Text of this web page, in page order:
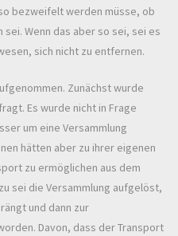
bezweifelt werden müsse, ob
Wenn das aber so sei, sei es
sich nicht zu entfernen.
Zunächst wurde
Es wurde nicht in Frage
um eine Versammlung
hätten aber zu ihrer eigenen
zu ermöglichen aus dem
sei die Versammlung aufgelöst,
und dann zur
Davon, dass der Transport